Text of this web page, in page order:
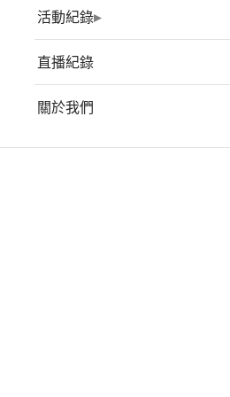
活動紀錄
直播紀錄
關於我們